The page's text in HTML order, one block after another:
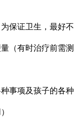
保证卫生，最好不
（有时治疗前需测
事项及孩子的各种